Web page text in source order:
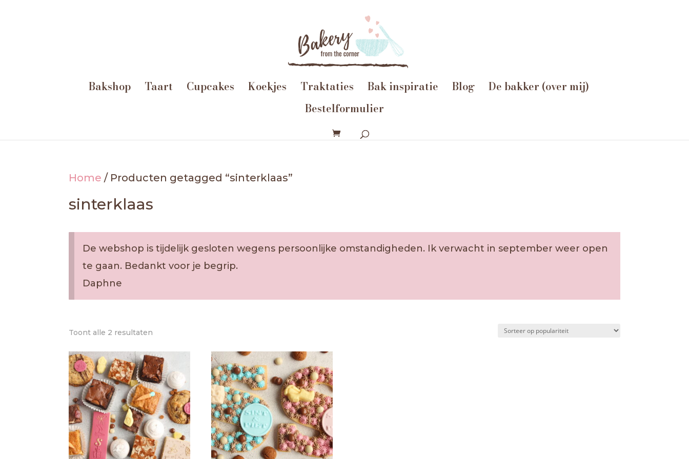
Bakshop Taart Cupcakes Koekjes Traktaties Bak inspiratie Blog
De bakker (over mij)
Bestelformulier
Home / Producten getagged “sinterklaas”
sinterklaas
De webshop is tijdelijk gesloten wegens persoonlijke omstandigheden. Ik verwacht in september weer open
te gaan. Bedankt voor je begrip.
Daphne
Toont alle 2 resultaten
op
populariteit